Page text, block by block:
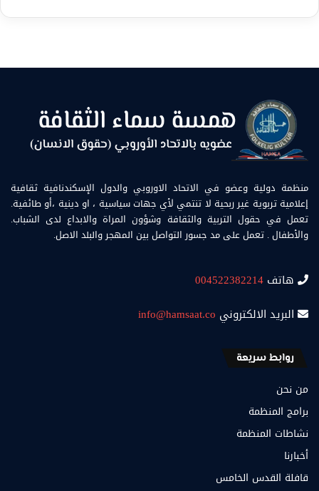
منظمة دولية وعضو في الاتحاد الاوروبي والدول الإسكندنافية ثقافية
إعلامية تربوية غير ربحية لا تنتمي لأي جهات سياسية ، او دينية ،أو طائفية.
تعمل في حقول التربية والثقافة وشؤون المراة والابداع لدى الشباب.
والأطفال . تعمل على مد جسور التواصل بين المهجر والبلد الاصل.
هاتف 004522382214
البريد الالكتروني info@hamsaat.co
روابط سريعة
من نحن
برامج المنظمة
نشاطات المنظمة
أخبارنا
قافلة القدس الخامس